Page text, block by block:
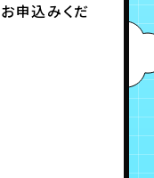
イン
申込みくだ